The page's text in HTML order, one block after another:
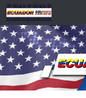
Saltar al contenido